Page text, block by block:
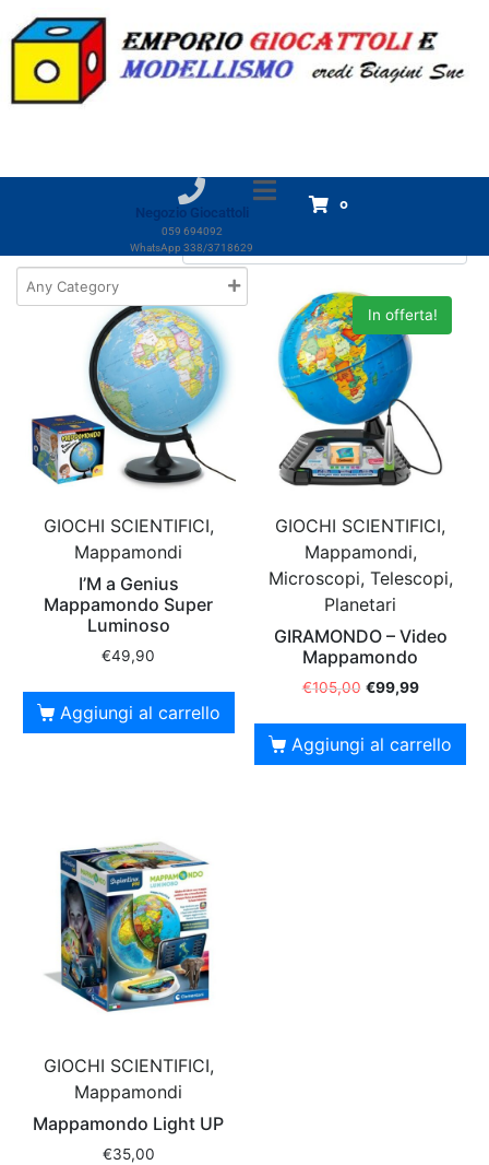
Negozio Giocattoli
059 694092
WhatsApp 338/3718629
0
Home Prodotti Giocattoli
GIOCHI SCIENTIFICI
Mappamondi
Visualizzazione di 3 risultati
GIOCHI SCIENTIFICI,
Mappamondi
I’M a Genius
Mappamondo Super
Luminoso
€49,90
Aggiungi al carrello
In offerta!
GIOCHI SCIENTIFICI,
Mappamondi,
Microscopi, Telescopi,
Planetari
GIRAMONDO – Video
Mappamondo
€105,00 €99,99
Aggiungi al carrello
GIOCHI SCIENTIFICI,
Mappamondi
Mappamondo Light UP
€35,00